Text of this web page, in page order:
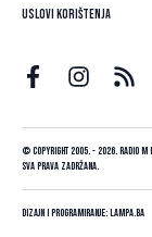
Uslovi korištenja
© Copyright 2005. - 2026. Radio M
Sva prava zadržana.
Dizajn i programiranje:Lampa.ba